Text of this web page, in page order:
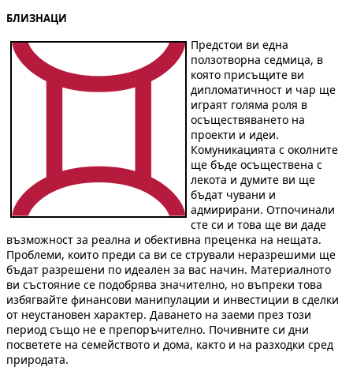
БЛИЗНАЦИ
Предстои ви една
ползотворна седмица, в
която присъщите ви
дипломатичност и чар ще
играят голяма роля в
осъществяването на
проекти и идеи.
Комуникацията с околните
ще бъде осъществена с
лекота и думите ви ще
бъдат чувани и
адмирирани. Отпочинали
сте си и това ще ви даде
възможност за реална и обективна преценка на нещата.
Проблеми, които преди са ви се стрували неразрешими ще
бъдат разрешени по идеален за вас начин. Материалното
ви състояние се подобрява значително, но въпреки това
избягвайте финансови манипулации и инвестиции в сделки
от неустановен характер. Даването на заеми през този
период също не е препоръчително. Почивните си дни
посветете на семейството и дома, както и на разходки сред
природата.